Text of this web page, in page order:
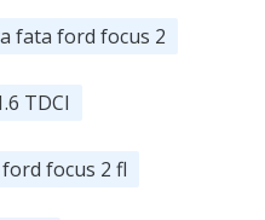
fata ford focus 2
TDCI
ford focus 2 fl